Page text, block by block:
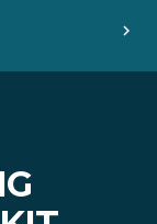
chevron_right